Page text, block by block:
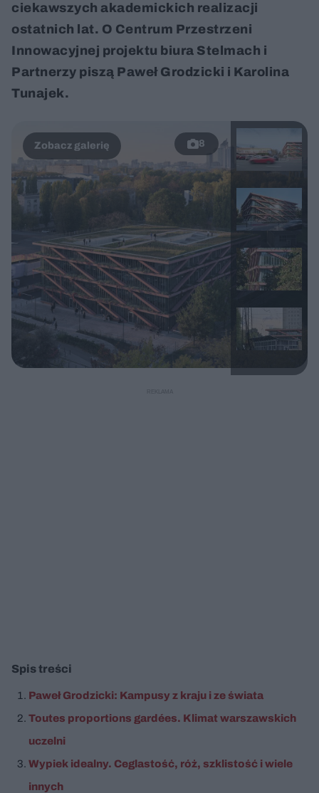
ciekawszych akademickich realizacji
ostatnich lat. O Centrum Przestrzeni
Innowacyjnej projektu biura Stelmach i
Partnerzy piszą Paweł Grodzicki i Karolina
Tunajek.
8
Spis treści
Paweł Grodzicki: Kampusy z kraju i ze świata
Toutes proportions gardées. Klimat warszawskich
uczelni
Wypiek idealny. Ceglastość, róż, szklistość i wiele
innych